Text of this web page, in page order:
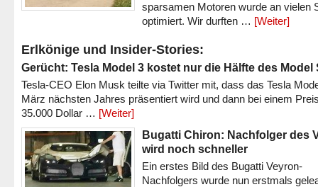
sparsamen Motoren wurde an vielen
optimiert. Wir durften … [Weiter]
Erlkönige und Insider-Stories:
Gerücht: Tesla Model 3 kostet nur die Hälfte des Model
Tesla-CEO Elon Musk teilte via Twitter mit, dass das Tesla
März nächsten Jahres präsentiert wird und dann bei einem
35.000 Dollar … [Weiter]
Bugatti Chiron: Nachfolger des
wird noch schneller
Ein erstes Bild des Bugatti Veyron-
Nachfolgers wurde nun erstmals